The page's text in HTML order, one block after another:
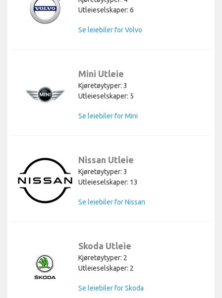
Utleieselskaper: 6
Se leiebiler for Volvo
Mini Utleie
Kjøretøytyper: 3
Utleieselskaper: 5
Se leiebiler for Mini
Nissan Utleie
Kjøretøytyper: 3
Utleieselskaper: 13
Se leiebiler for Nissan
Skoda Utleie
Kjøretøytyper: 2
Utleieselskaper: 2
Se leiebiler for Skoda